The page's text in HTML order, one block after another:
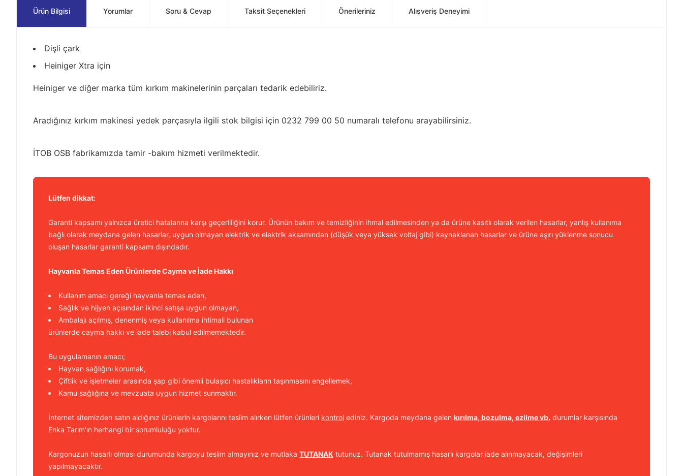
Ürün Bilgisi Yorumlar Soru & Cevap Taksit Seçenekleri Önerileriniz Alışveriş Deneyimi
Dişli çark
Heiniger Xtra için
Heiniger ve diğer marka tüm kırkım makinelerinin parçaları tedarik edebiliriz.
Aradığınız kırkım makinesi yedek parçasıyla ilgili stok bilgisi için 0232 799 00 50 numaralı telefonu arayabilirsiniz.
İTOB OSB fabrikamızda tamir -bakım hizmeti verilmektedir.
Lütfen dikkat:
Garanti kapsamı yalnızca üretici hatalarına karşı geçerliliğini korur. Ürünün bakım ve temizliğinin ihmal edilmesinden ya da ürüne kasıtlı olarak verilen hasarlar, yanlış kullanıma
bağlı olarak meydana gelen hasarlar, uygun olmayan elektrik ve elektrik aksamından (düşük veya yüksek voltaj gibi) kaynaklanan hasarlar ve ürüne aşırı yüklenme sonucu
oluşan hasarlar garanti kapsamı dışındadır.
Hayvanla Temas Eden Ürünlerde Cayma ve İade Hakkı
Kullanım amacı gereği hayvanla temas eden,
Sağlık ve hijyen açısından ikinci satışa uygun olmayan,
Ambalajı açılmış, denenmiş veya kullanılma ihtimali bulunan
ürünlerde cayma hakkı ve iade talebi kabul edilmemektedir.
Bu uygulamanın amacı;
Hayvan sağlığını korumak,
Çiftlik ve işletmeler arasında şap gibi önemli bulaşıcı hastalıkların taşınmasını engellemek,
Kamu sağlığına ve mevzuata uygun hizmet sunmaktır.
İnternet sitemizden satın aldığınız ürünlerin kargolarını teslim alırken lütfen ürünleri kontrol ediniz. Kargoda meydana gelen kırılma, bozulma, ezilme vb. durumlar karşısında
Enka Tarım'ın herhangi bir sorumluluğu yoktur.
Kargonuzun hasarlı olması durumunda kargoyu teslim almayınız ve mutlaka TUTANAK tutunuz. Tutanak tutulmamış hasarlı kargolar iade alınmayacak, değişimleri
yapılmayacaktır.